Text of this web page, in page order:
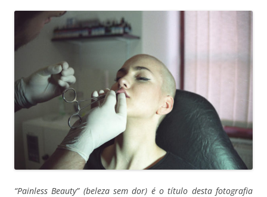
“Painless Beauty” (beleza sem dor) é o título desta fotografia